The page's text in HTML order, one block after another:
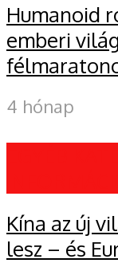
Humanoid
emberi
4 hónap
Kína az új
lesz – és